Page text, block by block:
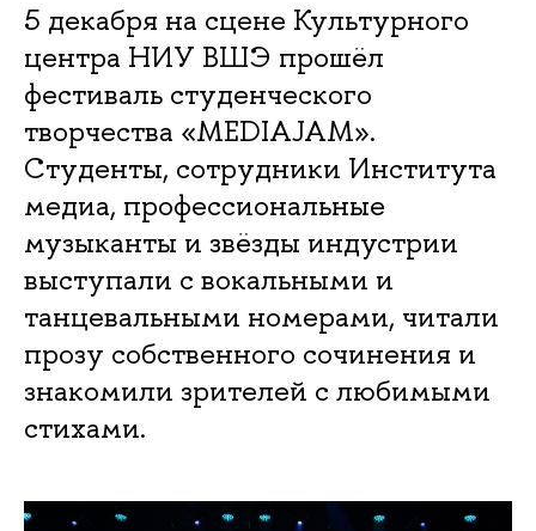
5 декабря на сцене Культурного
центра НИУ ВШЭ прошёл
фестиваль студенческого
творчества «MEDIAJAM».
Студенты, сотрудники Института
медиа, профессиональные
музыканты и звёзды индустрии
выступали с вокальными и
танцевальными номерами, читали
прозу собственного сочинения и
знакомили зрителей с любимыми
стихами.